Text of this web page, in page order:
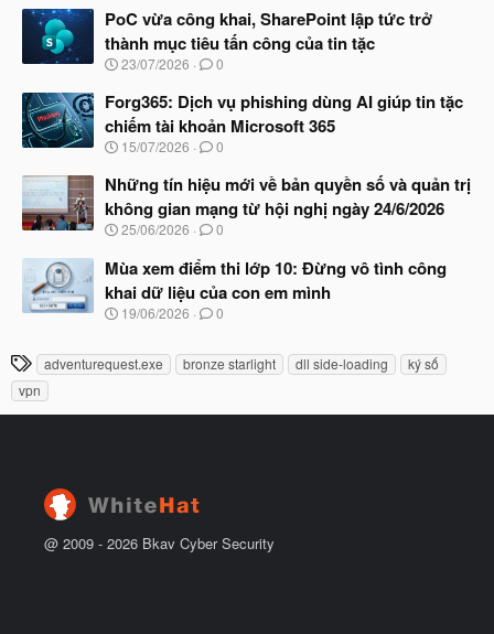
đ
ầ
u
à
y
b
ắ
đ
ầ
u
PoC vừa công khai, SharePoint lập tức trở
thành mục tiêu tấn công của tin tặc
N
à
b
ắ
đ
ầ
u
23/07/2026 0
Forg365: Dịch vụ phishing dùng AI giúp tin tặc
chiếm tài khoản Microsoft 365
N
à
b
ắ
đ
ầ
u
15/07/2026 0
Những tín hiệu mới về bản quyền số và quản trị
không gian mạng từ hội nghị ngày 24/6/2026
N
à
y
b
ắ
đ
ầ
25/06/2026 0
Mùa xem điểm thi lớp 10: Đừng vô tình công
khai dữ liệu của con em mình
N
y
t
19/06/2026 0
T
h
ẻ
adventurequest.exe bronze starlight dll side-loading
ký số
vpn
@ 2009 - 2026 Bkav Cyber Security